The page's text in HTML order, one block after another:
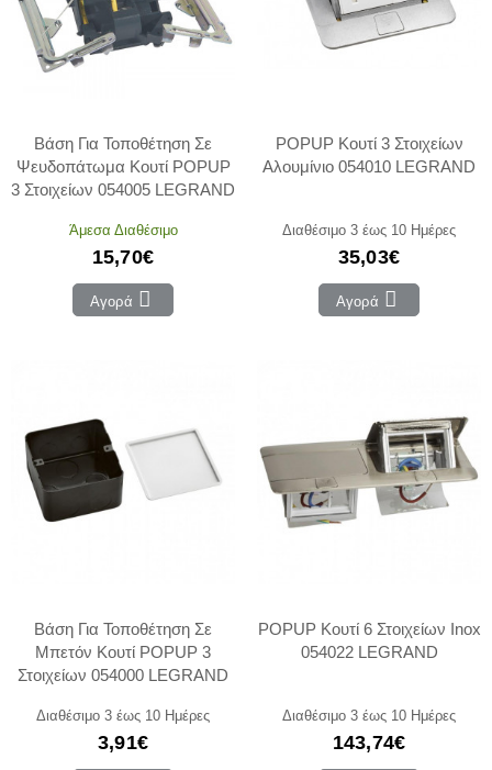
Βάση Για Τοποθέτηση Σε
Ψευδοπάτωμα Κουτί POPUP
3 Στοιχείων 054005 LEGRAND
Άμεσα Διαθέσιμο
15,70€
Αγορά
POPUP Κουτί 3 Στοιχείων
Αλουμίνιο 054010 LEGRAND
Διαθέσιμο 3 έως 10 Ημέρες
35,03€
Αγορά
Βάση Για Τοποθέτηση Σε
Μπετόν Κουτί POPUP 3
Στοιχείων 054000 LEGRAND
Διαθέσιμο 3 έως 10 Ημέρες
3,91€
POPUP Κουτί 6 Στοιχείων Inox
054022 LEGRAND
Διαθέσιμο 3 έως 10 Ημέρες
143,74€